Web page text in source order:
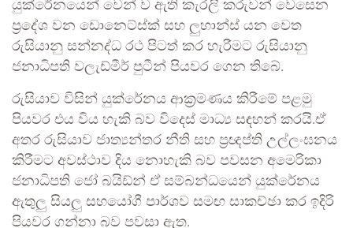
යුක්රේනයෙන් වෙන් ව ඇති කැරලි කරුවන් වෙසෙන
ප්‍රදේශ වන ඩොනෙට්ස්ක් සහ ලු‍හාන්ස් යන වෙත
රුසියානු සන්නද්ධ රථ පිටත් කර හැරීමට රුසියානු
ජනාධිපති වලැඩ්මීර් පුටීන් පියවර ගෙන තිබේ.
රුසියාව විසින් යුක්රේනය ආක්‍රමණය කිරීමේ පළමු
පියවර එය විය හැකි බව විදෙස් මාධ්‍ය සඳහන් කරයි.ඒ
අතර රුසියාව ජාත්‍යන්තර නීති සහ ප්‍රඥප්ති උල්ලංඝනය
කිරීමට අවස්ථාව දිය නොහැකි බව පවසන අමෙරිකා
ජනාධිපති ජෝ බයිඩ්න් ඒ සම්බන්ධයෙන් යුක්රේනය
ඇතුලු‍ සියලු‍ සහයෝගී පාර්ශව සමඟ සාකච්ඡා කර ඉදිරි
පියවර ගන්නා බව පවසා ඇත.